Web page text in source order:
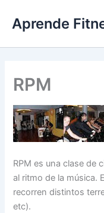
contenido
Aprende
RPM
RPM es una clase de
al ritmo de la música.
recorren distintos
etc).